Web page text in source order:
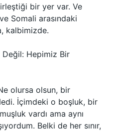
bir yer var. Ve
Somali arasındaki
kalbimizde.
Değil: Hepimiz Bir
olursa olsun, bir
İçimdeki o boşluk, bir
vardı ama aynı
Belki de her sınır,